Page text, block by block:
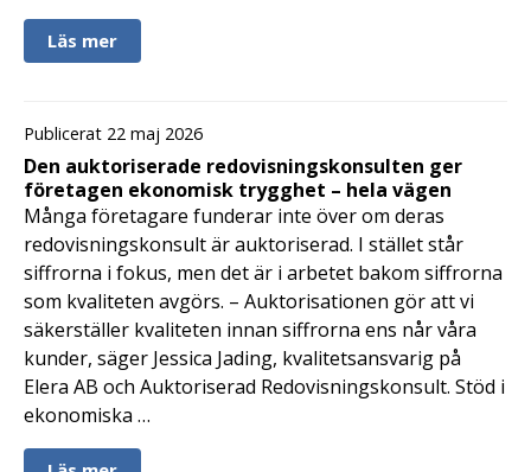
Läs mer
Publicerat 22 maj 2026
Den auktoriserade redovisningskonsulten ger
företagen ekonomisk trygghet – hela vägen
Många företagare funderar inte över om deras
redovisningskonsult är auktoriserad. I stället står
siffrorna i fokus, men det är i arbetet bakom siffrorna
som kvaliteten avgörs. – Auktorisationen gör att vi
säkerställer kvaliteten innan siffrorna ens når våra
kunder, säger Jessica Jading, kvalitetsansvarig på
Elera AB och Auktoriserad Redovisningskonsult. Stöd i
ekonomiska …